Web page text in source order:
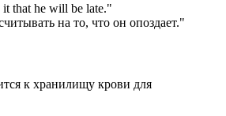
that he will be late."
на то, что он опоздает."
к хранилищу крови для